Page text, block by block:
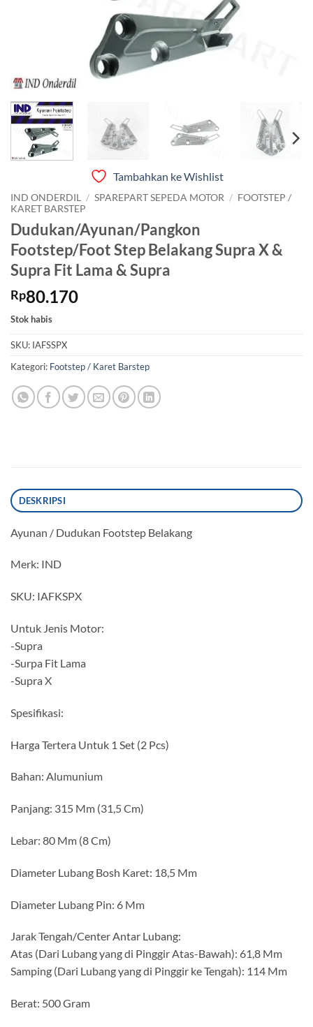
Tambahkan ke Wishlist
IND ONDERDIL / SPAREPART SEPEDA MOTOR / FOOTSTEP /
KARET BARSTEP
Dudukan/Ayunan/Pangkon
Footstep/Foot Step Belakang Supra X &
Supra Fit Lama & Supra
Rp80.170
Stok habis
SKU: IAFSSPX
Kategori: Footstep / Karet Barstep
DESKRIPSI
Ayunan / Dudukan Footstep Belakang
Merk: IND
SKU: IAFKSPX
Untuk Jenis Motor:
-Supra
-Surpa Fit Lama
-Supra X
Spesifikasi:
Harga Tertera Untuk 1 Set (2 Pcs)
Bahan: Alumunium
Panjang: 315 Mm (31,5 Cm)
Lebar: 80 Mm (8 Cm)
Diameter Lubang Bosh Karet: 18,5 Mm
Diameter Lubang Pin: 6 Mm
Jarak Tengah/Center Antar Lubang:
Atas (Dari Lubang yang di Pinggir Atas-Bawah): 61,8 Mm
Samping (Dari Lubang yang di Pinggir ke Tengah): 114 Mm
Berat: 500 Gram